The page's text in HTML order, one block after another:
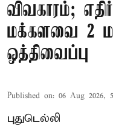
விவகாரம்;
மக்களவை 2
ஒத்திவைப்பு
Published on: 06 Aug 2026,
புதுடெல்லி